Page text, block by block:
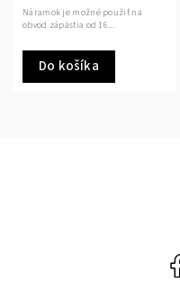
Do košíka
Náramok je možné použiť na
obvod zápästia od 16...